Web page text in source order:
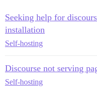
For a robust test,
Sending mail to
Sending to
Mail accepted by
Message-ID:
Seeking help for
installation
Self-hosting
Discourse not serving
Self-hosting